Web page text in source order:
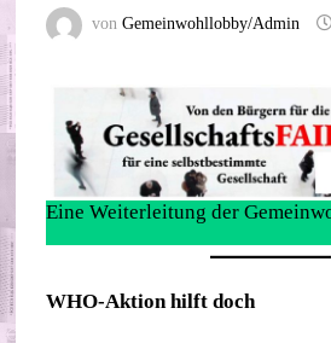
vonGemeinwohllobby/Admin
Eine Weiterleitung der
WHO-Aktion hilft doch